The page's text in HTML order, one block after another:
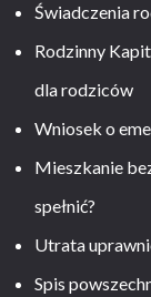
Świadczenia
Rodzinny
dla rodziców
Wniosek o
Mieszkanie
spełnić?
Utrata
Spis